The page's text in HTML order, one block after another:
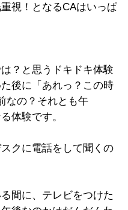
視！となるCAはいっぱ
？と思うドキドキ体験
後に「あれっ？この時
なの？それとも午
体験です。
クに電話をして聞くの
間に、テレビをつけた